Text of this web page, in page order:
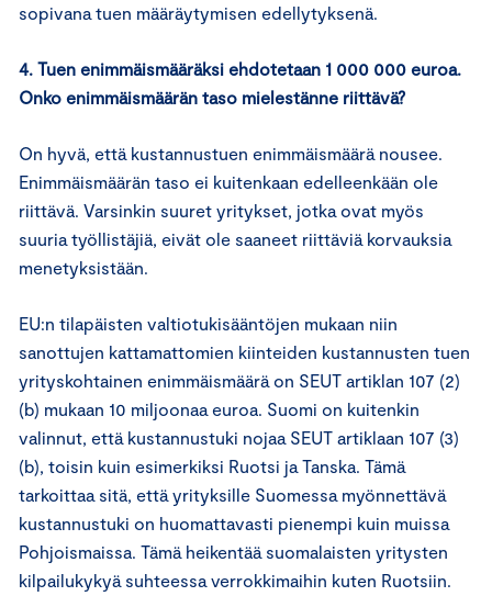
sopivana tuen määräytymisen edellytyksenä.
4. Tuen enimmäismääräksi ehdotetaan 1 000 000 euroa.
Onko enimmäismäärän taso mielestänne riittävä?
On hyvä, että kustannustuen enimmäismäärä nousee.
Enimmäismäärän taso ei kuitenkaan edelleenkään ole
riittävä. Varsinkin suuret yritykset, jotka ovat myös
suuria työllistäjiä, eivät ole saaneet riittäviä korvauksia
menetyksistään.
EU:n tilapäisten valtiotukisääntöjen mukaan niin
sanottujen kattamattomien kiinteiden kustannusten tuen
yrityskohtainen enimmäismäärä on SEUT artiklan 107 (2)
(b) mukaan 10 miljoonaa euroa. Suomi on kuitenkin
valinnut, että kustannustuki nojaa SEUT artiklaan 107 (3)
(b), toisin kuin esimerkiksi Ruotsi ja Tanska. Tämä
tarkoittaa sitä, että yrityksille Suomessa myönnettävä
kustannustuki on huomattavasti pienempi kuin muissa
Pohjoismaissa. Tämä heikentää suomalaisten yritysten
kilpailukykyä suhteessa verrokkimaihin kuten Ruotsiin.